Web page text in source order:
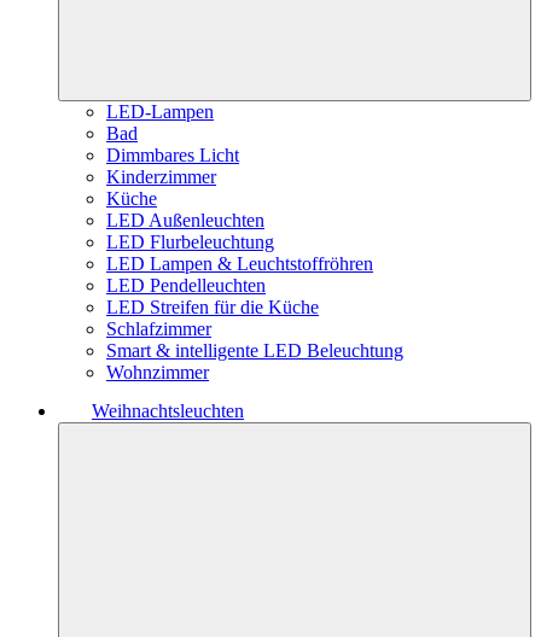
LED-Lampen
Bad
Dimmbares Licht
Kinderzimmer
Küche
LED Außenleuchten
LED Flurbeleuchtung
LED Lampen & Leuchtstoffröhren
LED Pendelleuchten
LED Streifen für die Küche
Schlafzimmer
Smart & intelligente LED Beleuchtung
Wohnzimmer
Weihnachtsleuchten